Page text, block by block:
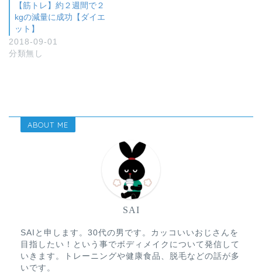
【筋トレ】約２週間で２
kgの減量に成功【ダイエ
ット】
2018-09-01
分類無し
ABOUT ME
SAI
SAIと申します。30代の男です。カッコいいおじさんを
目指したい！という事でボディメイクについて発信して
いきます。トレーニングや健康食品、脱毛などの話が多
いです。